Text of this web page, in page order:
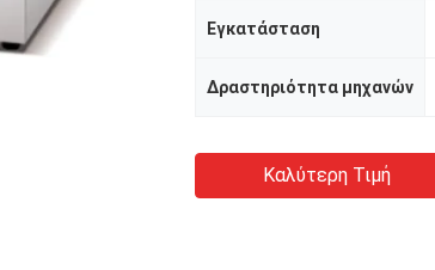
Εγκατάσταση
Δραστηριότητα μηχανών
Καλύτερη Τιμή